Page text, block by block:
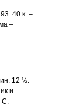
40 к. –
–
12 ½.
и
С.